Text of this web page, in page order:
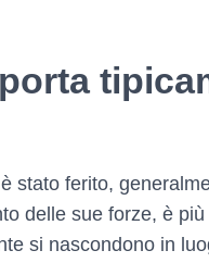
stato ferito,
delle sue forze, è
si nascondono in